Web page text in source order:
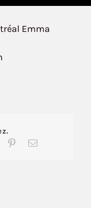
Emma
Tumblr PinterestEmail